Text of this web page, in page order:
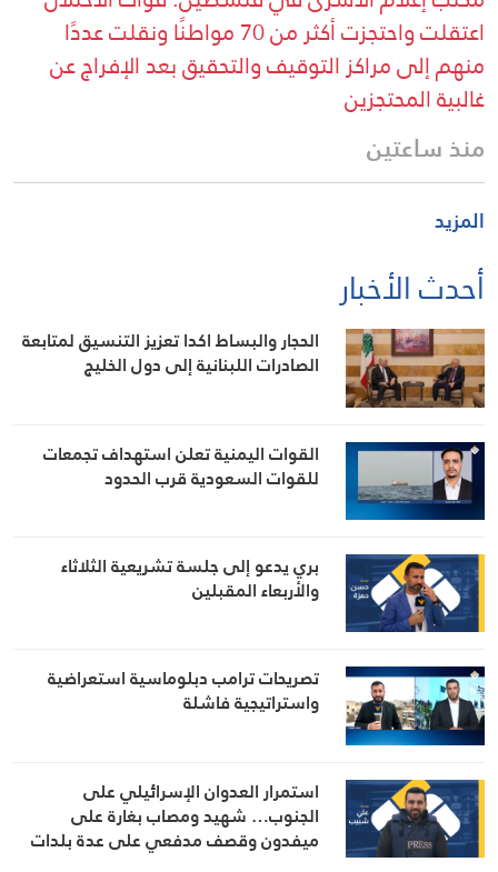
اعتقلت واحتجزت أكثر من 70 مواطنًا ونقلت عددًا
منهم إلى مراكز التوقيف والتحقيق بعد الإفراج عن
غالبية المحتجزين
منذ ساعتين
المزيد
أحدث الأخبار
الحجار والبساط اكدا تعزيز التنسيق لمتابعة
الصادرات اللبنانية إلى دول الخليج
القوات اليمنية تعلن استهداف تجمعات
للقوات السعودية قرب الحدود
بري يدعو إلى جلسة تشريعية الثلاثاء
والأربعاء المقبلين
تصريحات ترامب دبلوماسية استعراضية
واستراتيجية فاشلة
استمرار العدوان الإسرائيلي على
الجنوب… شهيد ومصاب بغارة على
ميفدون وقصف مدفعي على عدة بلدات